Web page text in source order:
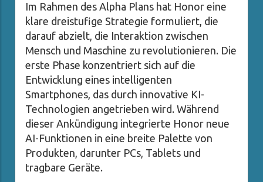
Im Rahmen des Alpha Plans hat Honor eine
klare dreistufige Strategie formuliert, die
darauf abzielt, die Interaktion zwischen
Mensch und Maschine zu revolutionieren. Die
erste Phase konzentriert sich auf die
Entwicklung eines intelligenten
Smartphones, das durch innovative KI-
Technologien angetrieben wird. Während
dieser Ankündigung integrierte Honor neue
AI-Funktionen in eine breite Palette von
Produkten, darunter PCs, Tablets und
tragbare Geräte.